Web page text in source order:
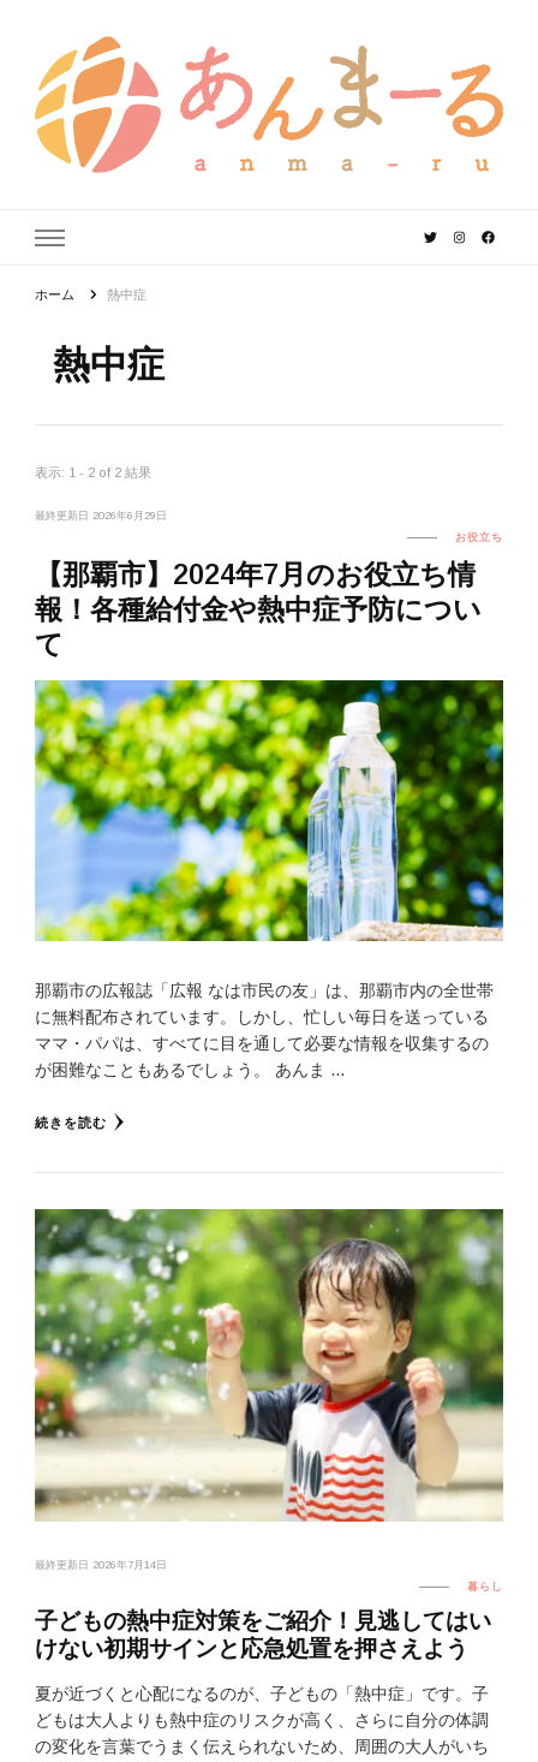
ホーム 熱中症
熱中症
表示: 1 - 2 of 2 結果
最終更新日 2026年6月29日
お役立ち
【那覇市】2024年7月のお役立ち情
報！各種給付金や熱中症予防につい
て
那覇市の広報誌「広報 なは市民の友」は、那覇市内の全世帯
に無料配布されています。しかし、忙しい毎日を送っている
ママ・パパは、すべてに目を通して必要な情報を収集するの
が困難なこともあるでしょう。 あんま …
続きを読む
最終更新日 2026年7月14日
暮らし
子どもの熱中症対策をご紹介！見逃してはい
けない初期サインと応急処置を押さえよう
夏が近づくと心配になるのが、子どもの「熱中症」です。子
どもは大人よりも熱中症のリスクが高く、さらに自分の体調
の変化を言葉でうまく伝えられないため、周囲の大人がいち